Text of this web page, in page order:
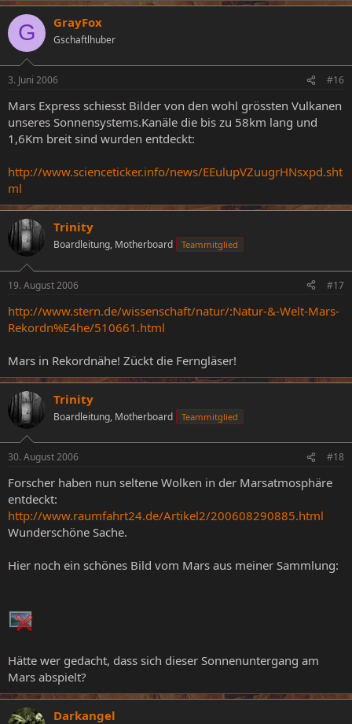
G GrayFox
Gschaftlhuber
3. Juni 2006 #16
Mars Express schiesst Bilder von den wohl grössten Vulkanen
unseres Sonnensystems.Kanäle die bis zu 58km lang und
1,6Km breit sind wurden entdeckt:
http://www.scienceticker.info/news/EEulupVZuugrHNsxpd.sht
ml
Trinity
Boardleitung, Motherboard Teammitglied
19. August 2006 #17
http://www.stern.de/wissenschaft/natur/:Natur-&-Welt-Mars-
Rekordn%E4he/510661.html
Mars in Rekordnähe! Zückt die Ferngläser!
Trinity
Boardleitung, Motherboard Teammitglied
30. August 2006 #18
Forscher haben nun seltene Wolken in der Marsatmosphäre
entdeckt:
http://www.raumfahrt24.de/Artikel2/200608290885.html
Wunderschöne Sache.
Hier noch ein schönes Bild vom Mars aus meiner Sammlung:
Hätte wer gedacht, dass sich dieser Sonnenuntergang am
Mars abspielt?
Darkangel